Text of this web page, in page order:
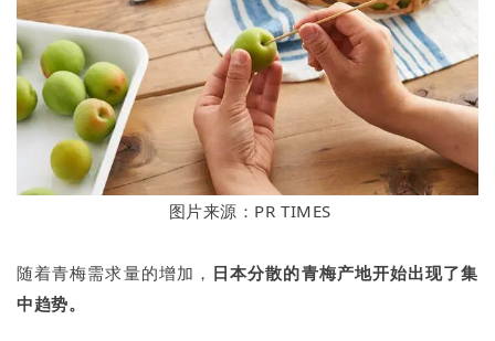
图片来源：PR TIMES
随着青梅需求量的增加， 日本分散的青梅产地开始出现了集
中趋势。